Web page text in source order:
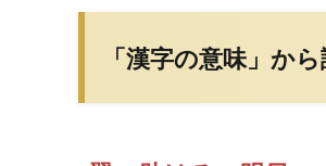
「漢字の意味」か